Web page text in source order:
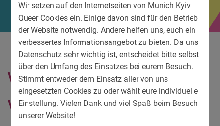
Wir setzen auf den Internetseiten von Munich Kyiv
Queer Cookies ein. Einige davon sind für den Betrieb
der Website notwendig. Andere helfen uns, euch ein
verbessertes Informationsangebot zu bieten. Da uns
Datenschutz sehr wichtig ist, entscheidet bitte selbst
über den Umfang des Einsatzes bei eurem Besuch.
Stimmt entweder dem Einsatz aller von uns
eingesetzten Cookies zu oder wählt eure individuelle
Einstellung. Vielen Dank und viel Spaß beim Besuch
unserer Website!
Vicky Voyage by Nadine
Vaders